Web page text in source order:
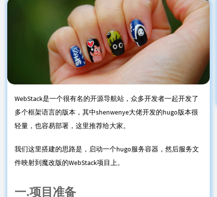
WebStack是一个很有名的开源导航站，众多开发者一起开发了
多个框架语言的版本，其中shenwenye大佬开发的hugo版本很
轻量，也容易部署，这里推荐给大家。
我们这里搭建的思路是，启动一个hugo服务容器，然后服务文
件映射到魔改版的WebStack项目上。
一.项目准备